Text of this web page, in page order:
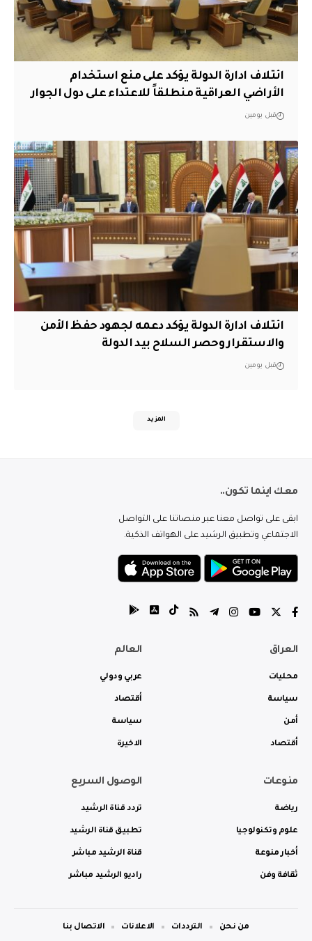
ائتلاف ادارة الدولة يؤكد على منع استخدام
الأراضي العراقية منطلقاً للاعتداء على دول الجوار
قبل يومين
ائتلاف ادارة الدولة يؤكد دعمه لجهود حفظ الأمن
والاستقرار وحصر السلاح بيد الدولة
قبل يومين
المزيد
معك اينما تكون..
ابقى على تواصل معنا عبر منصاتنا على التواصل
الاجتماعي وتطبيق الرشيد على الهواتف الذكية.
العراق
محليات
سياسة
أمن
أقتصاد
العالم
عربي ودولي
أقتصاد
سياسة
الاخيرة
منوعات
رياضة
علوم وتكنولوجيا
أخبار منوعة
ثقافة وفن
الوصول السريع
تردد قناة الرشيد
تطبيق قناة الرشيد
قناة الرشيد مباشر
راديو الرشيد مباشر
من نحن الترددات الاعلانات الاتصال بنا